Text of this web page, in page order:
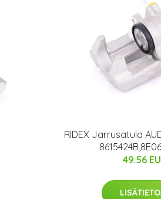
RIDEX Jarrusatula
49.56